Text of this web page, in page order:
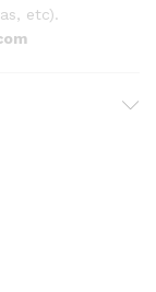
etc).